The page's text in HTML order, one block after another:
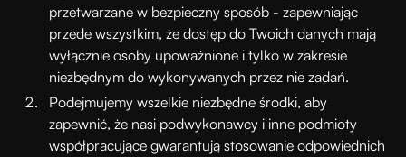
przetwarzane w bezpieczny sposób - zapewniając
przede wszystkim, że dostęp do Twoich danych mają
wyłącznie osoby upoważnione i tylko w zakresie
niezbędnym do wykonywanych przez nie zadań.
Podejmujemy wszelkie niezbędne środki, aby
zapewnić, że nasi podwykonawcy i inne podmioty
współpracujące gwarantują stosowanie odpowiednich